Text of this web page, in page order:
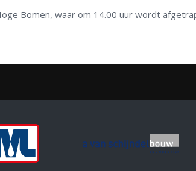
Bomen, waar om 14.00 uur wordt